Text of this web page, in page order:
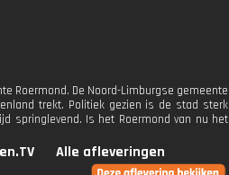
Roermond. De Noord-Limburgse gemeente
trekt. Politiek gezien is de stad sterk
springlevend. Is het Roermond van nu het
Alle afleveringen